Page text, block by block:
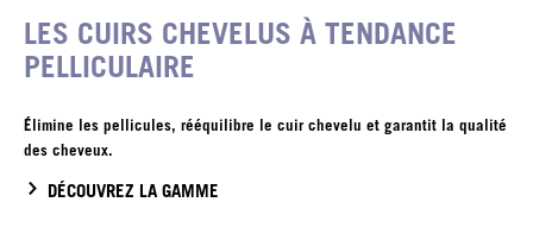
LES CUIRS CHEVELUS À TENDANCE
PELLICULAIRE
Élimine les pellicules, rééquilibre le cuir chevelu et garantit la qualité
des cheveux.
DÉCOUVREZ LA GAMME